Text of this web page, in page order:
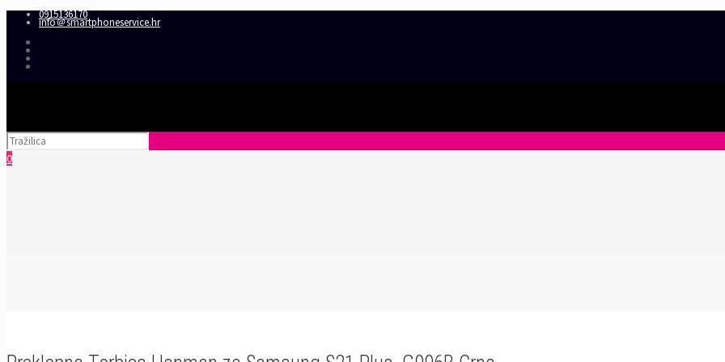
0915136170
info＠smartphoneservice.hr
0